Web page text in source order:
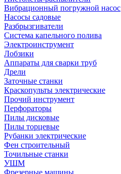
Вибрационный погружной насос
Насосы садовые
Разбрызгиватели
Система капельного полива
Электроинструмент
Лобзики
Аппараты для сварки труб
Дрели
Заточные станки
Краскопульты электрические
Прочий инструмент
Перфораторы
Пилы дисковые
Пилы торцевые
Рубанки электрические
Фен строительный
Точильные станки
УШМ
Фрезерные машины